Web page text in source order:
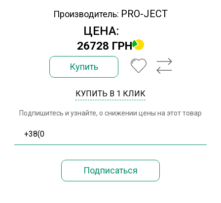
Производитель: PRO-JECT
ЦЕНА:
26728 ГРН
Купить
КУПИТЬ В 1 КЛИК
Подпишитесь и узнайте, о снижении цены на этот товар